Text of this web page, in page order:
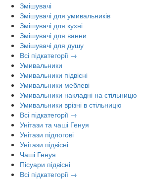
Змішувачі
Змішувачі для умивальників
Змішувачі для кухні
Змішувачі для ванни
Змішувачі для душу
Всі підкатегорії →
Умивальники
Умивальники підвісні
Умивальники меблеві
Умивальники накладні на стільницю
Умивальники врізні в стільницю
Всі підкатегорії →
Унітази та чаші Генуя
Унітази підлогові
Унітази підвісні
Чаші Генуя
Пісуари підвісні
Всі підкатегорії →